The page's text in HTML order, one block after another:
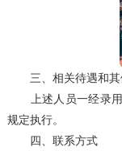
三、相关待遇和其
上述人员一经录用
规定执行。
四、联系方式